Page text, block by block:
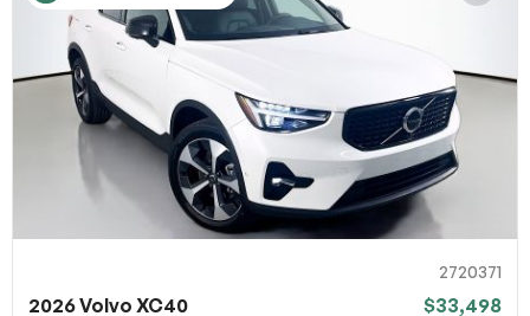
2720371
2026 Volvo XC40 $33,498